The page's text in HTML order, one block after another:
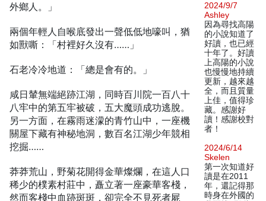
外鄉人。」
兩個年輕人自喉底發出一聲低低地嚎叫，猶
如獸嘶：「村裡好久沒有……」
石老冷冷地道：「總是會有的。」
咸日輦無端絕跡江湖，同時百川院一百八十
八牢中的第五牢被破，五大魔頭成功逃脫。
另一方面，在霧雨迷濛的青竹山中，一座機
關屋下藏有神秘地洞，數百名江湖少年競相
挖掘……
莽莽荒山，野菊花開得金華燦爛，在這人口
稀少的樸素村莊中，矗立著一座豪華客棧，
然而客棧中血跡斑斑，卻完全不見死者屍
2024/9/7
Ashley
因為尋找高陽
的小說知道了
好讀，也已經
十年了。好讀
上高陽的小說
也慢慢地持續
更新，越來越
全，而且質量
上佳，值得珍
藏。感謝好
讀！感謝校對
者！
2024/6/14
Skelen
第一次知道好
讀是在2011
年，還記得那
時身在外國的